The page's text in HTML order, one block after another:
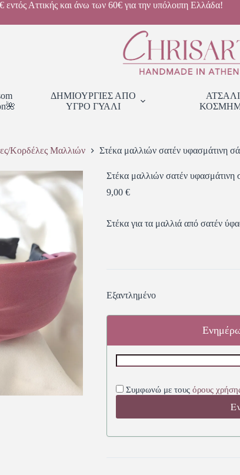
Αττικής και άνω των 60€ για την υπόλοιπη Ελλάδα!
ΔΗΜΙΟΥΡΓΙΕΣ ΑΠΟ
ΥΓΡΟ ΓΥΑΛΙ
Κορδέλες Μαλλιών Στέκα μαλλιών σατέν υφασμάτινη
Στέκα μαλλιών σατέν
9,00€
Στέκα για τα μαλλιά από σατέν
Εξαντλημένο
Συμφωνώ με τουςόρους